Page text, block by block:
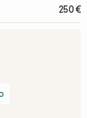
250 €